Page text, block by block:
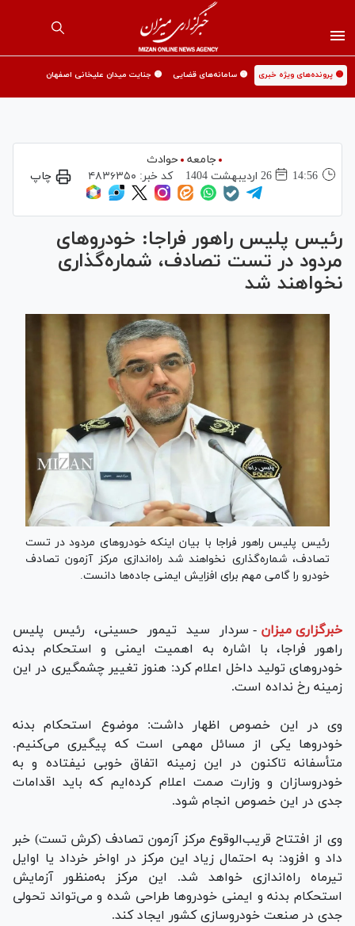
🟡 پرونده‌های ویژه خبری 🟡 سامانه‌های قضایی 🟡 جنایت میدان علیخانی اصفهان
جامعه
حوادث
14:56
26 ارديبهشت 1404 کد خبر: ۴۸۳۶۳۵۰ چاپ
رئیس پلیس راهور فراجا: خودرو‌های
مردود در تست تصادف، شماره‌گذاری
نخواهند شد
رئیس پلیس راهور فراجا با بیان اینکه خودرو‌های مردود در تست
تصادف، شماره‌گذاری نخواهند شد راه‌اندازی مرکز آزمون تصادف
خودرو را گامی مهم برای افزایش ایمنی جاده‌ها دانست.
خبرگزاری میزان - سردار سید تیمور حسینی، رئیس پلیس
راهور فراجا، با اشاره به اهمیت ایمنی و استحکام بدنه
خودرو‌های تولید داخل اعلام کرد: هنوز تغییر چشمگیری در این
زمینه رخ نداده است.
وی در این خصوص اظهار داشت: موضوع استحکام بدنه
خودرو‌ها یکی از مسائل مهمی است که پیگیری می‌کنیم.
متأسفانه تاکنون در این زمینه اتفاق خوبی نیفتاده و به
خودروسازان و وزارت صمت اعلام کرده‌ایم که باید اقدامات
جدی در این خصوص انجام شود.
وی از افتتاح قریب‌الوقوع مرکز آزمون تصادف (کرش تست) خبر
داد و افزود: به احتمال زیاد این مرکز در اواخر خرداد یا اوایل
تیرماه راه‌اندازی خواهد شد. این مرکز به‌منظور آزمایش
استحکام بدنه و ایمنی خودرو‌ها طراحی شده و می‌تواند تحولی
جدی در صنعت خودروسازی کشور ایجاد کند.